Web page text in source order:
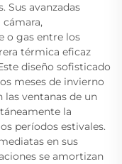
Sus avanzadas
cámara,
o gas entre los
térmica eficaz
diseño sofisticado
meses de invierno
las ventanas de un
la
períodos estivales.
en sus
se amortizan